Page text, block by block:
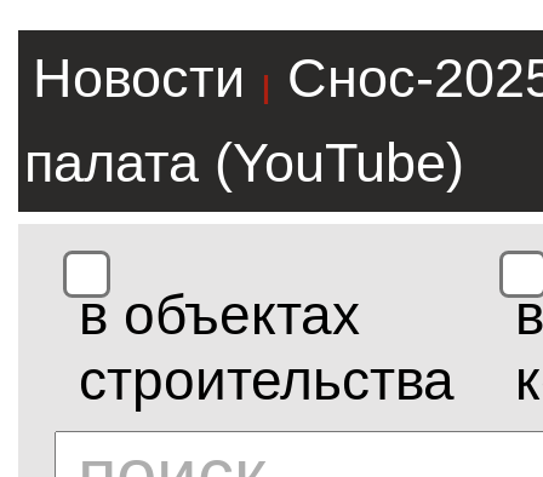
Новости |
Снос-
палата (YouTube)
в объектах
строительства
в